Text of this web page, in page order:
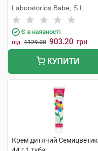
з матувальним ефектом
SPF50+ 200 мл 1 флакон
Laboratorios Babe, S.L.
Є в наявності
від 1129.00 903.20 грн
КУПИТИ
Крем дитячий Семицветик